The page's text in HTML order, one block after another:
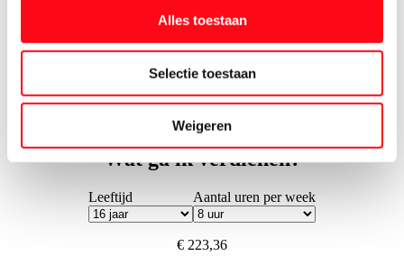
Alles toestaan
Selectie toestaan
Weigeren
We zijn er trots op om een inclusieve werkgever te zijn. Iedereen is
bij ons welkom ongeacht leeftijd, geloof, seksuele geaardheid of
culturele achtergrond. We staan voor teams waarin iedereen zich
veilig, geaccepteerd en gewaardeerd voelt en met respect met elkaar
omgaat.
Wat ga ik verdienen?
Leeftijd Aantal uren per week
€ 223,36